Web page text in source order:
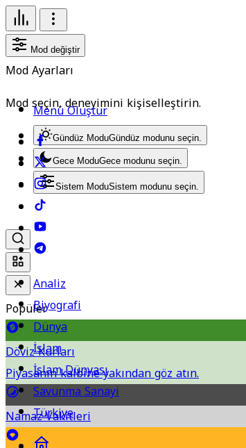
Mod değiştir
Mod Ayarları
Mod seçin, deneyimini kişiselleştirin.
Gündüz ModuGündüz modunu seçin.
Gece ModuGece modunu seçin.
Sistem ModuSistem modunu seçin.
Popüler
Döviz Kurları
Piyasanın kalbine yakından göz atın.
Namaz Vakitleri
Menü Oluştur
Analiz
Biyografi
Dünya
İslam
İslam Dünyası
Savunma Sanayi
Türkiye